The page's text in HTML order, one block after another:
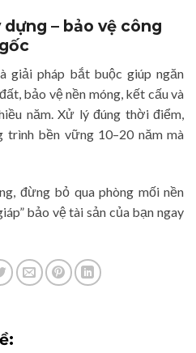
– bảo vệ công
giải pháp bắt buộc giúp ngăn
bảo vệ nền móng, kết cấu và
năm. Xử lý đúng thời điểm,
trình bền vững 10–20 năm mà
đừng bỏ qua phòng mối nền
bảo vệ tài sản của bạn ngay